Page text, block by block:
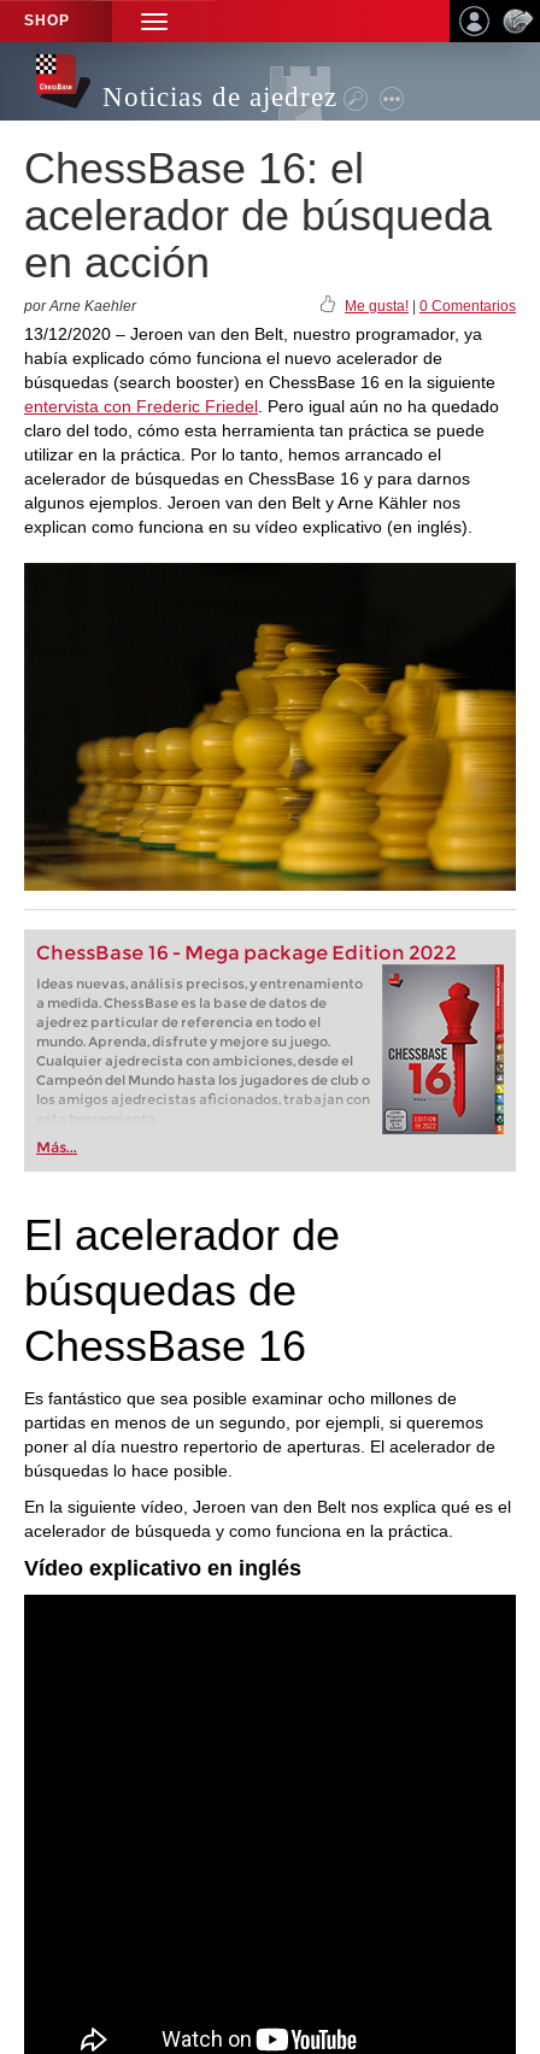
SHOP
TOGGLE
NAVIGATION
Noticias de ajedrez
ChessBase 16: el
acelerador de búsqueda
en acción
por Arne Kaehler Me gusta! 0 Comentarios
13/12/2020 – Jeroen van den Belt, nuestro programador, ya
había explicado cómo funciona el nuevo acelerador de
búsquedas (search booster) en ChessBase 16 en la siguiente
entervista con Frederic Friedel . Pero igual aún no ha quedado
claro del todo, cómo esta herramienta tan práctica se puede
utilizar en la práctica. Por lo tanto, hemos arrancado el
acelerador de búsquedas en ChessBase 16 y para darnos
algunos ejemplos. Jeroen van den Belt y Arne Kähler nos
explican como funciona en su vídeo explicativo (en inglés).
ChessBase 16 - Mega package Edition 2022
Ideas nuevas, análisis precisos, y entrenamiento
a medida. ChessBase es la base de datos de
ajedrez particular de referencia en todo el
mundo. Aprenda, disfrute y mejore su juego.
Cualquier ajedrecista con ambiciones, desde el
Campeón del Mundo hasta los jugadores de club o
los amigos ajedrecistas aficionados, trabajan con
Más...
El acelerador de
búsquedas de
ChessBase 16
Es fantástico que sea posible examinar ocho millones de
partidas en menos de un segundo, por ejempli, si queremos
poner al día nuestro repertorio de aperturas. El acelerador de
búsquedas lo hace posible.
En la siguiente vídeo, Jeroen van den Belt nos explica qué es el
acelerador de búsqueda y como funciona en la práctica.
Vídeo explicativo en inglés